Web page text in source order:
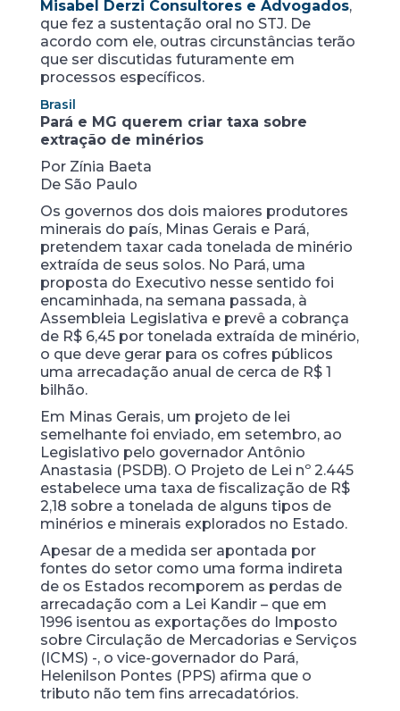
Misabel Derzi Consultores e Advogados,
que fez a sustentação oral no STJ. De
acordo com ele, outras circunstâncias terão
que ser discutidas futuramente em
processos específicos.
Brasil
Pará e MG querem criar taxa sobre
extração de minérios
Por Zínia Baeta
De São Paulo
Os governos dos dois maiores produtores
minerais do país, Minas Gerais e Pará,
pretendem taxar cada tonelada de minério
extraída de seus solos. No Pará, uma
proposta do Executivo nesse sentido foi
encaminhada, na semana passada, à
Assembleia Legislativa e prevê a cobrança
de R$ 6,45 por tonelada extraída de minério,
o que deve gerar para os cofres públicos
uma arrecadação anual de cerca de R$ 1
bilhão.
Em Minas Gerais, um projeto de lei
semelhante foi enviado, em setembro, ao
Legislativo pelo governador Antônio
Anastasia (PSDB). O Projeto de Lei nº 2.445
estabelece uma taxa de fiscalização de R$
2,18 sobre a tonelada de alguns tipos de
minérios e minerais explorados no Estado.
Apesar de a medida ser apontada por
fontes do setor como uma forma indireta
de os Estados recomporem as perdas de
arrecadação com a Lei Kandir – que em
1996 isentou as exportações do Imposto
sobre Circulação de Mercadorias e Serviços
(ICMS) -, o vice-governador do Pará,
Helenilson Pontes (PPS) afirma que o
tributo não tem fins arrecadatórios.